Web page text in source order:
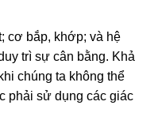
cơ bắp, khớp; và hệ
trì sự cân bằng. Khả
chúng ta không thể
phải sử dụng các giác